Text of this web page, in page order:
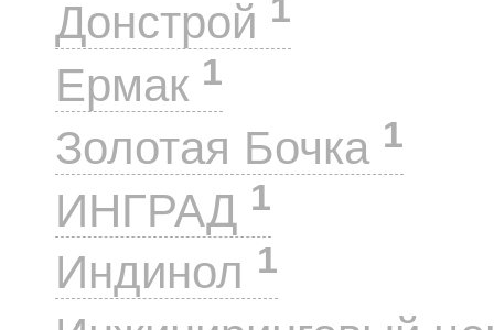
Донстрой 1
Ермак 1
Золотая Бочка 1
ИНГРАД 1
Индинол 1